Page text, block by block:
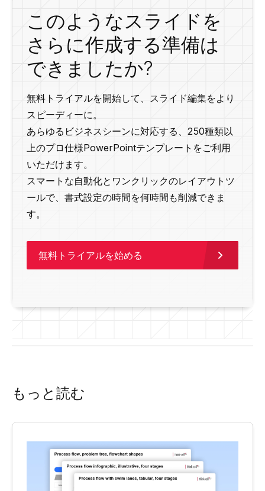
このようなスライドを
さらに作成する準備は
できましたか?
無料トライアルを開始して、スライド編集をより
スピーディーに。
あらゆるビジネスシーンに対応する、250種類以
上のプロ仕様PowerPointテンプレートをご利用
いただけます。
スマートな自動化とワンクリックのレイアウトツ
ールで、書式設定の時間を何時間も削減できま
す。
無料トライアルを始める
もっと読む